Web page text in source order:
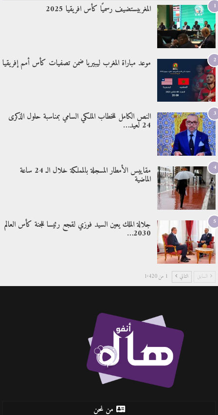
1 المغربيستضيف رسميًا كأس افريقيا 2025
2 موعد مباراة المغرب ليبيريا ضمن تصفيات كأس أمم إفريقيا
3 النص الكامل للخطاب الملكي السامي بمناسبة حلول الذكرى
24 لعيد…
4 مقاييس الأمطار المسجلة بالمملكة خلال الـ 24 ساعة
الماضية
5 جلالة الملك يعين السيد فوزي لقجع رئيسا للجنة كأس العالم
2030…
السابق التالي 1 من 1٬420
من نحن